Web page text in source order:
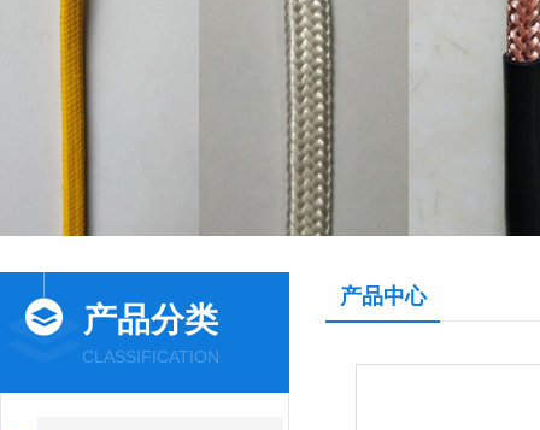
产品分类
CLASSIFICATION
产品中心